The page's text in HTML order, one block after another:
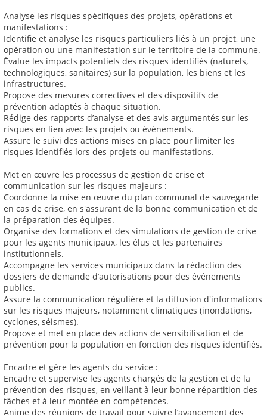
Analyse les risques spécifiques des projets, opérations et
manifestations :
Identifie et analyse les risques particuliers liés à un projet, une
opération ou une manifestation sur le territoire de la commune.
Évalue les impacts potentiels des risques identifiés (naturels,
technologiques, sanitaires) sur la population, les biens et les
infrastructures.
Propose des mesures correctives et des dispositifs de
prévention adaptés à chaque situation.
Rédige des rapports d’analyse et des avis argumentés sur les
risques en lien avec les projets ou événements.
Assure le suivi des actions mises en place pour limiter les
risques identifiés lors des projets ou manifestations.
Met en œuvre les processus de gestion de crise et
communication sur les risques majeurs :
Coordonne la mise en œuvre du plan communal de sauvegarde
en cas de crise, en s'assurant de la bonne communication et de
la préparation des équipes.
Organise des formations et des simulations de gestion de crise
pour les agents municipaux, les élus et les partenaires
institutionnels.
Accompagne les services municipaux dans la rédaction des
dossiers de demande d’autorisations pour des événements
publics.
Assure la communication régulière et la diffusion d'informations
sur les risques majeurs, notamment climatiques (inondations,
cyclones, séismes).
Propose et met en place des actions de sensibilisation et de
prévention pour la population en fonction des risques identifiés.
Encadre et gère les agents du service :
Encadre et supervise les agents chargés de la gestion et de la
prévention des risques, en veillant à leur bonne répartition des
tâches et à leur montée en compétences.
Anime des réunions de travail pour suivre l’avancement des